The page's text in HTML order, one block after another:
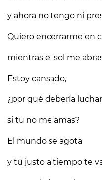
y ahora no tengo ni
Quiero encerrarme en
mientras el sol me
Estoy cansado,
¿por qué debería luchar
si tu no me amas?
El mundo se agota
y tú justo a tiempo te